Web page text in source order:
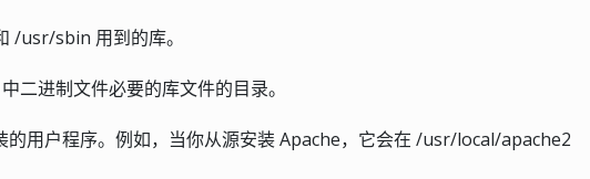
/usr/sbin 用到的库。
二进制文件必要的库文件的目录。
的用户程序。例如，当你从源安装 Apache，它会在 /usr/local/apache2